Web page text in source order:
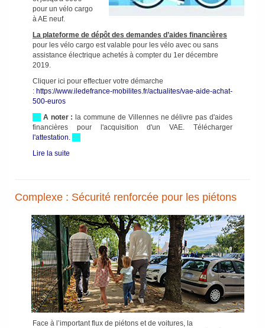
pour un vélo cargo
à AE neuf.
La plateforme de dépôt des demandes d’aides financières
pour les vélo cargo est valable pour les vélo avec ou sans
assistance électrique achetés à compter du 1er décembre
2019.
Cliquer ici pour effectuer votre démarche
: https://www.iledefrance-mobilites.fr/actualites/vae-aide-achat-
500-euros
>> A noter : la commune de Villennes ne délivre pas d'aides
financières pour l'acquisition d'un VAE. Télécharger
l'attestation. <<
Lire la suite
Complexe : Sécurité renforcée pour les piétons
Face à l’important flux de piétons et de voitures, la